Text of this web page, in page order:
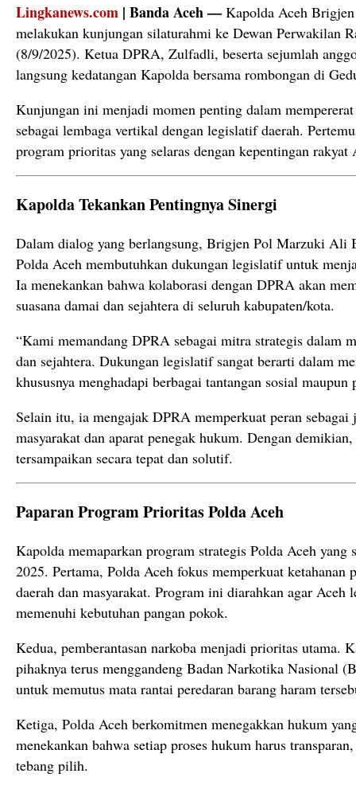
Lingkanews.com | Banda Aceh — Kapolda Aceh
melakukan kunjungan silaturahmi ke Dewan Perwakilan
(8/9/2025). Ketua DPRA, Zulfadli, beserta sejumlah
langsung kedatangan Kapolda bersama rombongan di
Kunjungan ini menjadi momen penting dalam
sebagai lembaga vertikal dengan legislatif daerah.
program prioritas yang selaras dengan kepentingan rakyat
Kapolda Tekankan Pentingnya Sinergi
Dalam dialog yang berlangsung, Brigjen Pol Marzuki Ali
Polda Aceh membutuhkan dukungan legislatif untuk
Ia menekankan bahwa kolaborasi dengan DPRA akan
suasana damai dan sejahtera di seluruh kabupaten/kota.
“Kami memandang DPRA sebagai mitra strategis dalam
dan sejahtera. Dukungan legislatif sangat berarti dalam
khususnya menghadapi berbagai tantangan sosial
Selain itu, ia mengajak DPRA memperkuat peran sebagai
masyarakat dan aparat penegak hukum. Dengan
tersampaikan secara tepat dan solutif.
Paparan Program Prioritas Polda Aceh
Kapolda memaparkan program strategis Polda Aceh yang
2025. Pertama, Polda Aceh fokus memperkuat ketahanan
daerah dan masyarakat. Program ini diarahkan agar Aceh
memenuhi kebutuhan pangan pokok.
Kedua, pemberantasan narkoba menjadi prioritas utama.
pihaknya terus menggandeng Badan Narkotika Nasional
untuk memutus mata rantai peredaran barang haram
Ketiga, Polda Aceh berkomitmen menegakkan hukum
menekankan bahwa setiap proses hukum harus
tebang pilih.